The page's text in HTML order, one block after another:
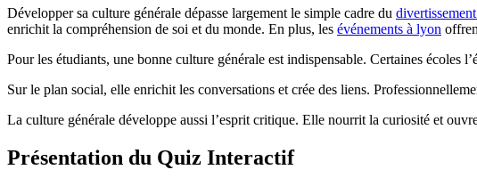
Développer sa culture générale dépasse largement le simple cadre du
enrichit la compréhension de soi et du monde. En plus, les événements à lyon
Pour les étudiants, une bonne culture générale est indispensable. Certaines écoles
Sur le plan social, elle enrichit les conversations et crée des liens.
La culture générale développe aussi l’esprit critique. Elle nourrit la curiosité et
Présentation du Quiz Interactif